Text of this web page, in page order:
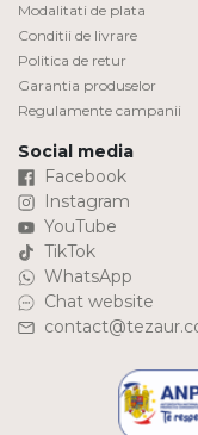
Modalitati de plata
Conditii de livrare
Politica de retur
Garantia produselor
Regulamente campanii
Social media
Facebook
Instagram
YouTube
TikTok
WhatsApp
Chat website